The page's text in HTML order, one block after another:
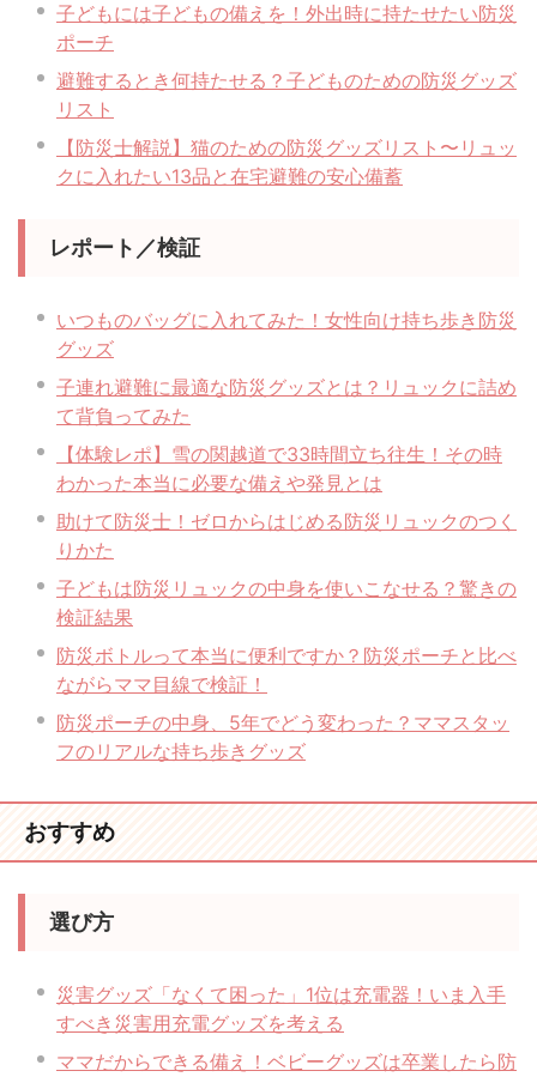
子どもには子どもの備えを！外出時に持たせたい防災
ポーチ
避難するとき何持たせる？子どものための防災グッズ
リスト
【防災士解説】猫のための防災グッズリスト〜リュッ
クに入れたい13品と在宅避難の安心備蓄
レポート／検証
いつものバッグに入れてみた！女性向け持ち歩き防災
グッズ
子連れ避難に最適な防災グッズとは？リュックに詰め
て背負ってみた
【体験レポ】雪の関越道で33時間立ち往生！その時
わかった本当に必要な備えや発見とは
助けて防災士！ゼロからはじめる防災リュックのつく
りかた
子どもは防災リュックの中身を使いこなせる？驚きの
検証結果
防災ボトルって本当に便利ですか？防災ポーチと比べ
ながらママ目線で検証！
防災ポーチの中身、5年でどう変わった？ママスタッ
フのリアルな持ち歩きグッズ
おすすめ
選び方
災害グッズ「なくて困った」1位は充電器！いま入手
すべき災害用充電グッズを考える
ママだからできる備え！ベビーグッズは卒業したら防